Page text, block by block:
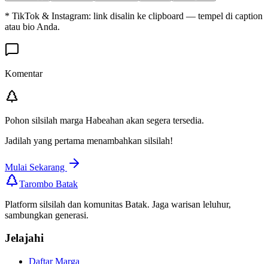
* TikTok & Instagram: link disalin ke clipboard — tempel di caption
atau bio Anda.
Komentar
Pohon silsilah marga Habeahan akan segera tersedia.
Jadilah yang pertama menambahkan silsilah!
Mulai Sekarang
Tarombo Batak
Platform silsilah dan komunitas Batak. Jaga warisan leluhur,
sambungkan generasi.
Jelajahi
Daftar Marga